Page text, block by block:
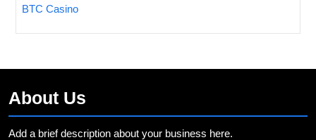
BTC Casino
About Us
Add a brief description about your business here.